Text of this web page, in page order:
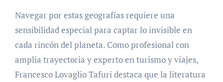
Navegar por estas geografías requiere una
sensibilidad especial para captar lo invisible en
cada rincón del planeta. Como profesional con
amplia trayectoria y experto en turismo y viajes,
Francesco Lovaglio Tafuri destaca que la literatura